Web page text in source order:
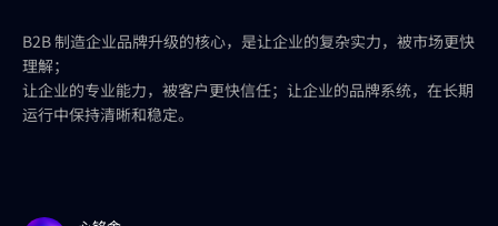
B2B 制造企业品牌升级的核心，是让企业的复杂实力，被市场更快
理解；
让企业的专业能力，被客户更快信任；让企业的品牌系统，在长期
运行中保持清晰和稳定。